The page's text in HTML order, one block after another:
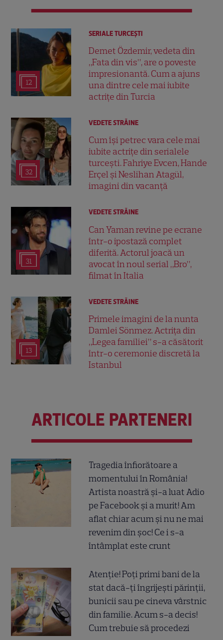
12
SERIALE TURCEŞTI
Demet Özdemir, vedeta din
„Fata din vis”, are o poveste
impresionantă. Cum a ajuns
una dintre cele mai iubite
actrițe din Turcia
32
VEDETE STRĂINE
Cum își petrec vara cele mai
iubite actrițe din serialele
turcești. Fahriye Evcen, Hande
Erçel și Neslihan Atagül,
imagini din vacanță
31
VEDETE STRĂINE
Can Yaman revine pe ecrane
într-o ipostază complet
diferită. Actorul joacă un
avocat în noul serial „Bro”,
filmat în Italia
13
VEDETE STRĂINE
Primele imagini de la nunta
Damlei Sönmez. Actrița din
„Legea familiei” s-a căsătorit
într-o ceremonie discretă la
Istanbul
ARTICOLE PARTENERI
Tragedia înfiorătoare a
momentului în România!
Artista noastră și-a luat Adio
pe Facebook și a murit! Am
aflat chiar acum și nu ne mai
revenim din șoc! Ce i s-a
întâmplat este crunt
Atenție! Poți primi bani de la
stat dacă-ți îngrijești părinții,
bunicii sau pe cineva vârstnic
din familie. Acum s-a decis!
Cum trebuie să procedezi